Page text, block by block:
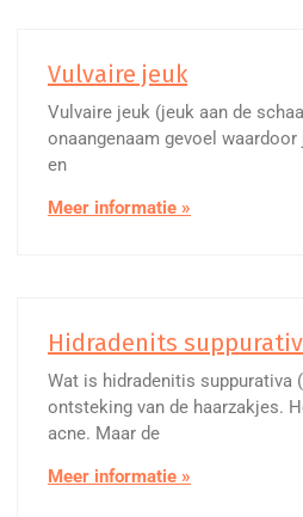
Vulvaire jeuk
Vulvaire jeuk (jeuk aan de
onaangenaam gevoel
en
Meer informatie »
Hidradenits
Wat is hidradenitis suppurativa
ontsteking van de haarzakjes.
acne. Maar de
Meer informatie »